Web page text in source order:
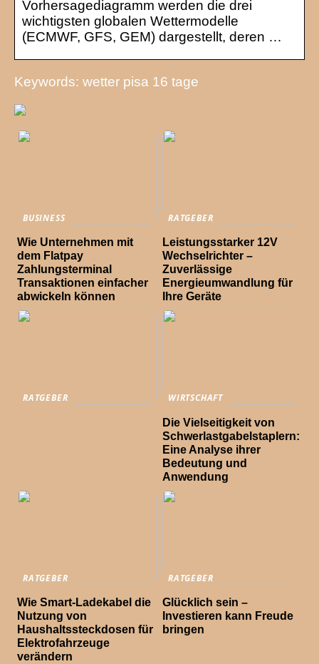
Vorhersagediagramm werden die drei
wichtigsten globalen Wettermodelle
(ECMWF, GFS, GEM) dargestellt, deren …
Keywords: wetter pisa 16 tage
BUSINESS
Wie Unternehmen mit
dem Flatpay
Zahlungsterminal
Transaktionen einfacher
abwickeln können
RATGEBER
Leistungsstarker 12V
Wechselrichter –
Zuverlässige
Energieumwandlung für
Ihre Geräte
RATGEBER WIRTSCHAFT
Die Vielseitigkeit von
Schwerlastgabelstaplern:
Eine Analyse ihrer
Bedeutung und
Anwendung
RATGEBER
Wie Smart-Ladekabel die
Nutzung von
Haushaltssteckdosen für
Elektrofahrzeuge
verändern
RATGEBER
Glücklich sein –
Investieren kann Freude
bringen